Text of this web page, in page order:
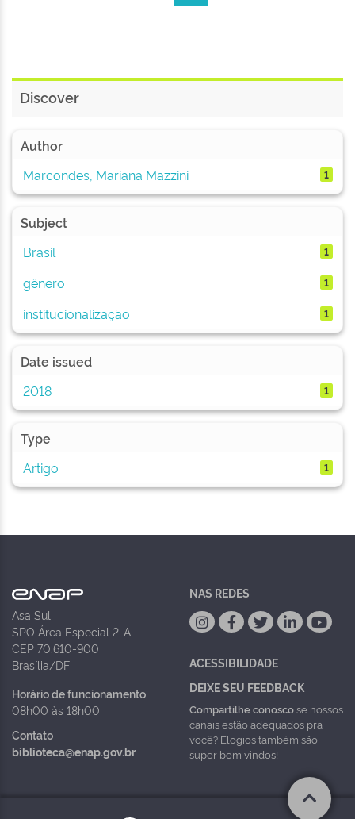
Discover
Author
Marcondes, Mariana Mazzini
1
Subject
Brasil
1
gênero 1
institucionalização 1
Date issued
2018
1
Type
Artigo
1
Asa Sul
SPO Área Especial 2-A
CEP 70.610-900
Brasília/DF
Horário de funcionamento
08h00 às 18h00
Contato
biblioteca@enap.gov.br
NAS REDES
ACESSIBILIDADE
DEIXE SEU FEEDBACK
Compartilhe conoscose nossos
canais estão adequados pra
você? Elogios também são
super bem vindos!